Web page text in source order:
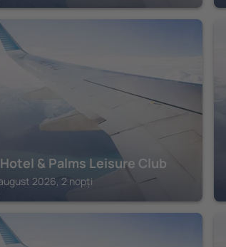
& Palms Leisure Club
2026, 2 nopți